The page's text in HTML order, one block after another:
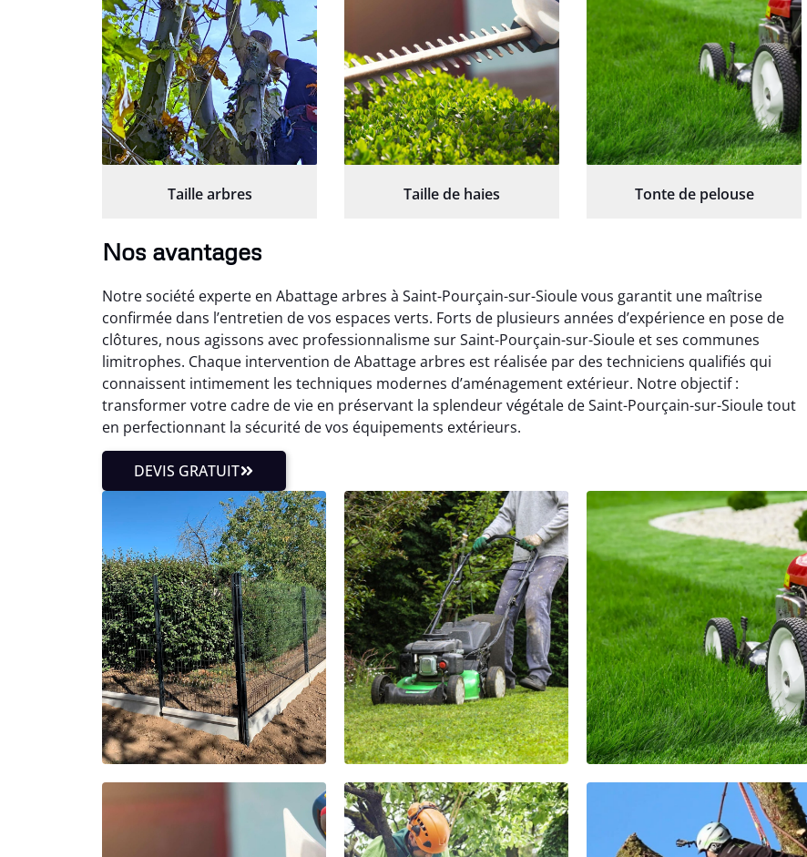
Taille arbres Taille de haies Tonte de pelouse
Nos avantages
Notre société experte en Abattage arbres à Saint-Pourçain-sur-Sioule vous garantit une maîtrise
confirmée dans l’entretien de vos espaces verts. Forts de plusieurs années d’expérience en pose de
clôtures, nous agissons avec professionnalisme sur Saint-Pourçain-sur-Sioule et ses communes
limitrophes. Chaque intervention de Abattage arbres est réalisée par des techniciens qualifiés qui
connaissent intimement les techniques modernes d’aménagement extérieur. Notre objectif :
transformer votre cadre de vie en préservant la splendeur végétale de Saint-Pourçain-sur-Sioule tout
en perfectionnant la sécurité de vos équipements extérieurs.
DEVIS GRATUIT